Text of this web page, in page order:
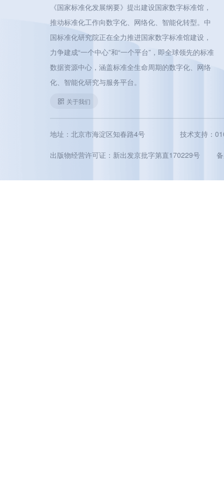
《国家标准化发展纲要》提出建设国家数字标准馆，
推动标准化工作向数字化、网络化、智能化转型。中
国标准化研究院正在全力推进国家数字标准馆建设，
力争建成“一个中心”和“一个平台”，即全球领先的标准
数据资源中心，涵盖标准全生命周期的数字化、网络
化、智能化研究与服务平台。
关于我们
地址：北京市海淀区知春路4号 技术支持：
出版物经营许可证：新出发京批字第直170229号